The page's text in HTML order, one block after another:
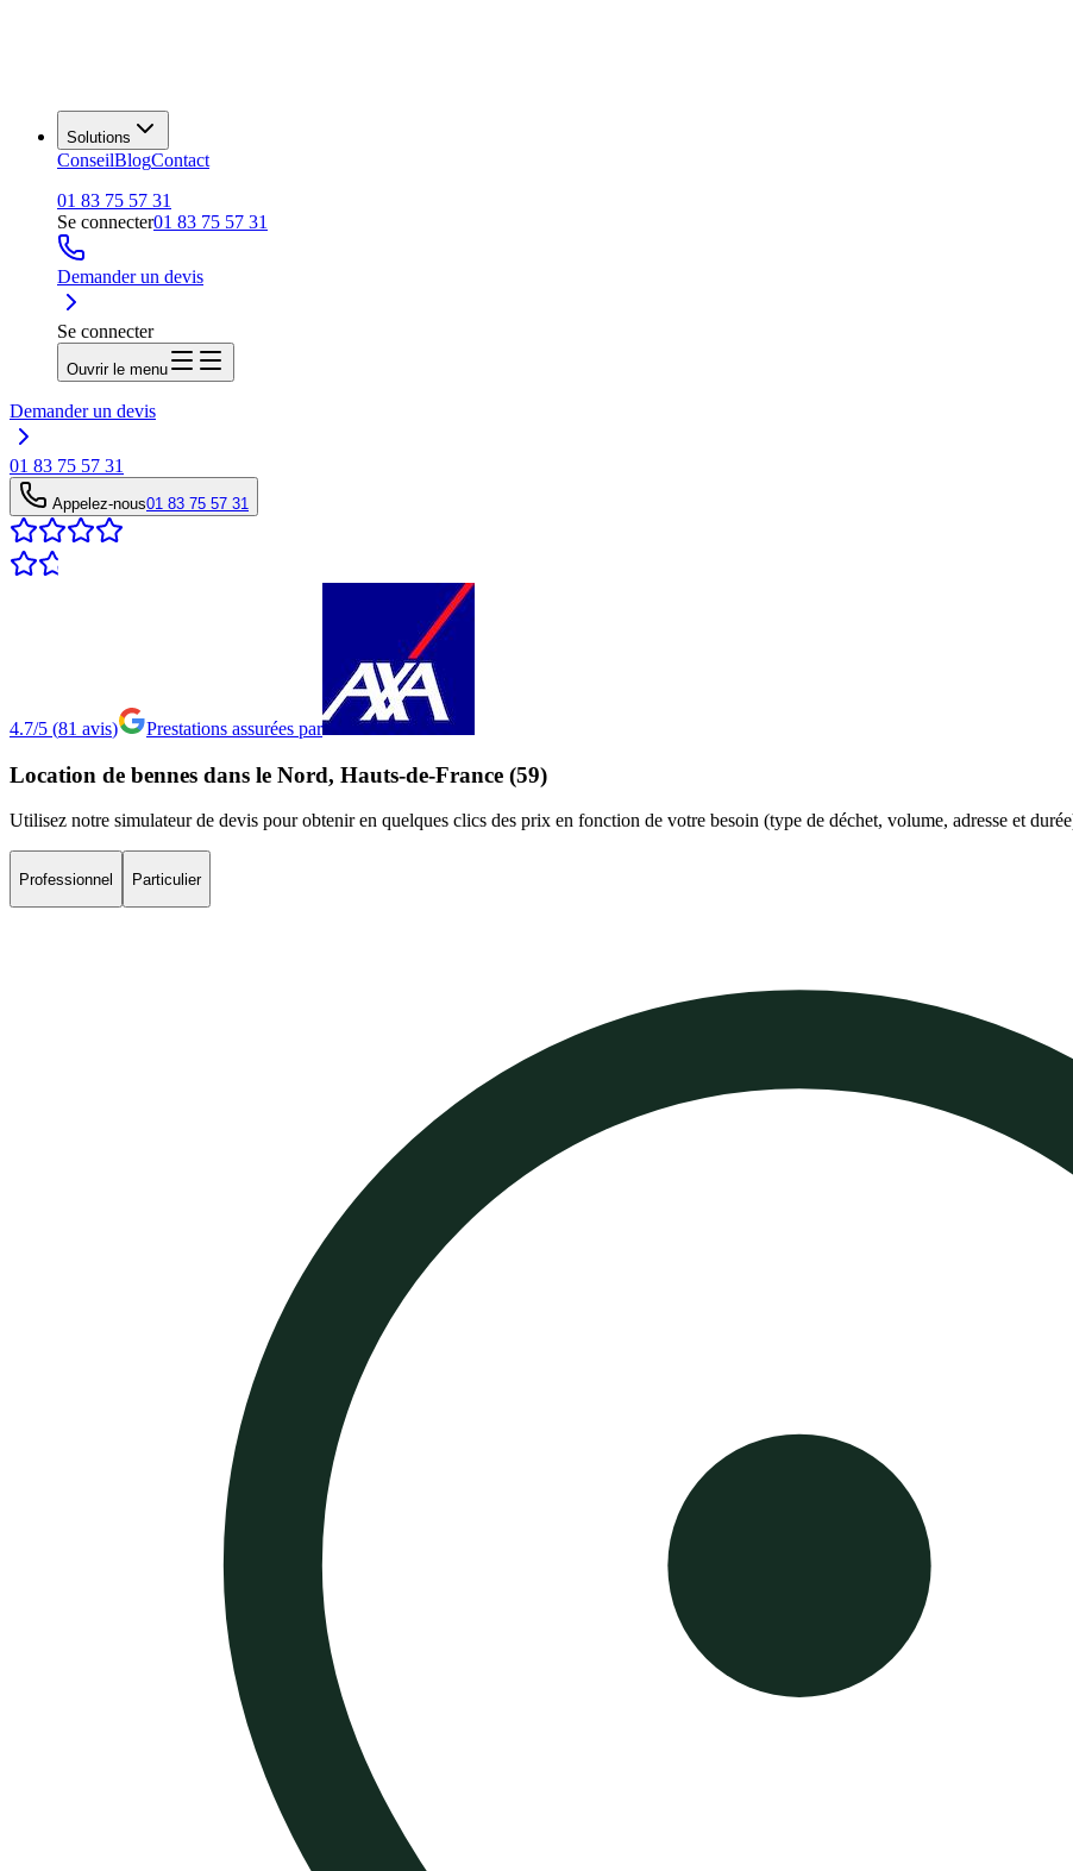
Solutions
ConseilBlogContact
01 83 75 57 31
Se connecter01 83 75 57 31
Demander un devis
Se connecter
Ouvrir le menu
Demander un devis
01 83 75 57 31
Appelez-nous01 83 75 57 31
4.7/5 (81 avis) Prestations assurées par
Location de bennes dans le Nord, Hauts-de-France (59)
Utilisez notre simulateur de devis pour obtenir en quelques clics des prix en fonction de votre besoin (type de déchet, volume, adresse et
Professionnel Particulier